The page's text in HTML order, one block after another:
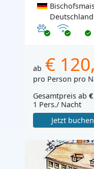
Deutschland
Haustiere erlaubt
Internet
ab €
pro Person pro
Gesamtpreis ab
1 Pers./ Nacht
Jetzt buchen